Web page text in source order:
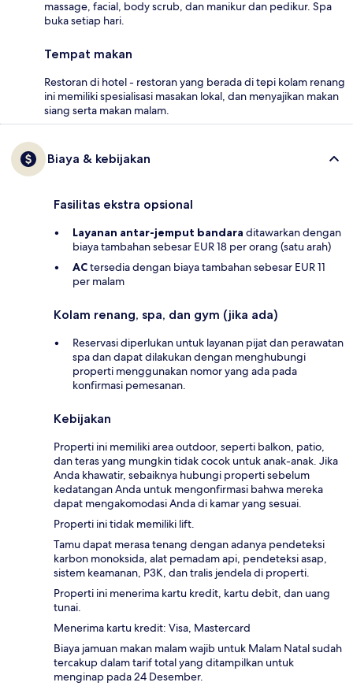
massage, facial, body scrub, dan manikur dan pedikur. Spa
buka setiap hari.
Tempat makan
Restoran di hotel - restoran yang berada di tepi kolam renang
ini memiliki spesialisasi masakan lokal, dan menyajikan makan
siang serta makan malam.
Biaya & kebijakan
Fasilitas ekstra opsional
Layanan antar-jemput bandara ditawarkan dengan
biaya tambahan sebesar EUR 18 per orang (satu arah)
ACtersedia dengan biaya tambahan sebesar EUR 11
per malam
Kolam renang, spa, dan gym (jika ada)
Reservasi diperlukan untuk layanan pijat dan perawatan
spa dan dapat dilakukan dengan menghubungi
properti menggunakan nomor yang ada pada
konfirmasi pemesanan.
Kebijakan
Properti ini memiliki area outdoor, seperti balkon, patio,
dan teras yang mungkin tidak cocok untuk anak-anak. Jika
Anda khawatir, sebaiknya hubungi properti sebelum
kedatangan Anda untuk mengonfirmasi bahwa mereka
dapat mengakomodasi Anda di kamar yang sesuai.
Properti ini tidak memiliki lift.
Tamu dapat merasa tenang dengan adanya pendeteksi
karbon monoksida, alat pemadam api, pendeteksi asap,
sistem keamanan, P3K, dan tralis jendela di properti.
Properti ini menerima kartu kredit, kartu debit, dan uang
tunai.
Menerima kartu kredit: Visa, Mastercard
Biaya jamuan makan malam wajib untuk Malam Natal sudah
tercakup dalam tarif total yang ditampilkan untuk
menginap pada 24 Desember.